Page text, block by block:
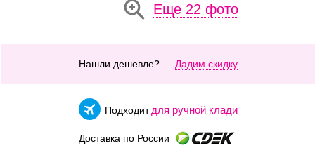
Еще 22 фото
Нашли дешевле? — Дадим скидку
Подходит для ручной клади
Доставка по России